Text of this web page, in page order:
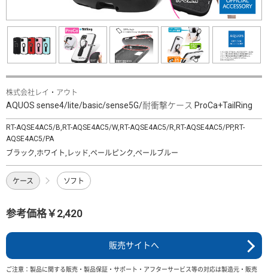
株式会社レイ・アウト
AQUOS sense4/lite/basic/sense5G/耐衝撃ケース ProCa+TailRing
RT-AQSE4AC5/B,RT-AQSE4AC5/W,RT-AQSE4AC5/R,RT-AQSE4AC5/PP,RT-
AQSE4AC5/PA
ブラック,ホワイト,レッド,ペールピンク,ペールブルー
ケース ソフト
参考価格￥2,420
販売サイトへ
ご注意：製品に関する販売・製品保証・サポート・アフターサービス等の対応は製造元・販売